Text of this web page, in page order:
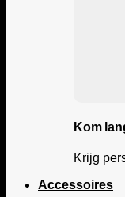
Kom
Krijg
Accessoires